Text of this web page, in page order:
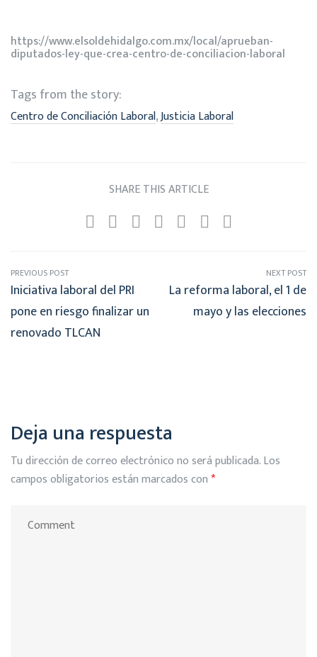
https://www.elsoldehidalgo.com.mx/local/aprueban-
diputados-ley-que-crea-centro-de-conciliacion-laboral
Tags from the story:
Centro de Conciliación Laboral,Justicia Laboral
SHARE THIS ARTICLE
PREVIOUS POST
Iniciativa laboral del PRI
pone en riesgo finalizar un
renovado TLCAN
NEXT POST
La reforma laboral, el 1 de
mayo y las elecciones
Deja una respuesta
Tu dirección de correo electrónico no será publicada.Los
campos obligatorios están marcados con*